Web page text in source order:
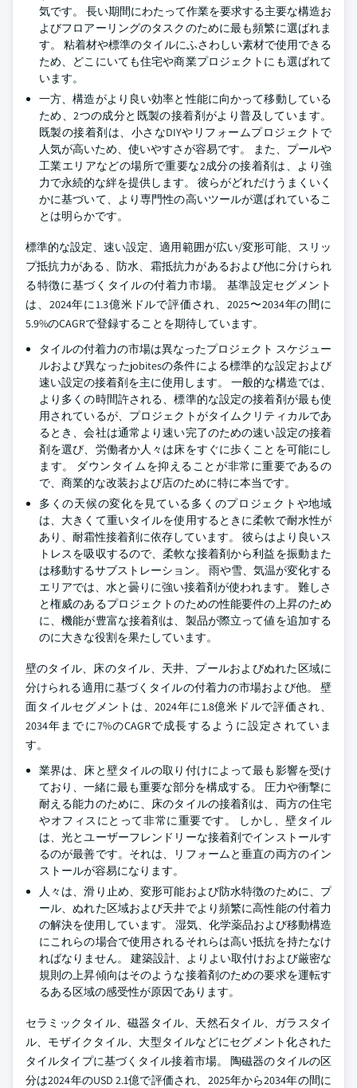
気です。 長い期間にわたって作業を要求する主要な構造お
よびフロアーリングのタスクのために最も頻繁に選ばれま
す。 粘着材や標準のタイルにふさわしい素材で使用できる
ため、どこにいても住宅や商業プロジェクトにも選ばれて
います。
一方、構造がより良い効率と性能に向かって移動している
ため、2つの成分と既製の接着剤がより普及しています。
既製の接着剤は、小さなDIYやリフォームプロジェクトで
人気が高いため、使いやすさが容易です。 また、プールや
工業エリアなどの場所で重要な2成分の接着剤は、より強
力で永続的な絆を提供します。 彼らがどれだけうまくいく
かに基づいて、より専門性の高いツールが選ばれているこ
とは明らかです。
標準的な設定、速い設定、適用範囲が広い/変形可能、スリッ
プ抵抗力がある、防水、霜抵抗力があるおよび他に分けられ
る特徴に基づくタイルの付着力市場。 基準設定セグメント
は、2024年に1.3億米ドルで評価され、2025〜2034年の間に
5.9%のCAGRで登録することを期待しています。
タイルの付着力の市場は異なったプロジェクト スケジュー
ルおよび異なったjobitesの条件による標準的な設定および
速い設定の接着剤を主に使用します。 一般的な構造では、
より多くの時間許される、標準的な設定の接着剤が最も使
用されているが、プロジェクトがタイムクリティカルであ
るとき、会社は通常より速い完了のための速い設定の接着
剤を選び、労働者か人々は床をすぐに歩くことを可能にし
ます。 ダウンタイムを抑えることが非常に重要であるの
で、商業的な改装および店のために特に本当です。
多くの天候の変化を見ている多くのプロジェクトや地域
は、大きくて重いタイルを使用するときに柔軟で耐水性が
あり、耐霜性接着剤に依存しています。 彼らはより良いス
トレスを吸収するので、柔軟な接着剤から利益を振動また
は移動するサブストレーション。 雨や雪、気温が変化する
エリアでは、水と曇りに強い接着剤が使われます。 難しさ
と権威のあるプロジェクトのための性能要件の上昇のため
に、機能が豊富な接着剤は、製品が際立って値を追加する
のに大きな役割を果たしています。
壁のタイル、床のタイル、天井、プールおよびぬれた区域に
分けられる適用に基づくタイルの付着力の市場および他。 壁
面タイルセグメントは、2024年に1.8億米ドルで評価され、
2034年までに7%のCAGRで成長するように設定されていま
す。
業界は、床と壁タイルの取り付けによって最も影響を受け
ており、一緒に最も重要な部分を構成する。 圧力や衝撃に
耐える能力のために、床のタイルの接着剤は、両方の住宅
やオフィスにとって非常に重要です。 しかし、壁タイル
は、光とユーザーフレンドリーな接着剤でインストールす
るのが最善です。それは、リフォームと垂直の両方のイン
ストールが容易になります。
人々は、滑り止め、変形可能および防水特徴のために、プ
ール、ぬれた区域および天井でより頻繁に高性能の付着力
の解決を使用しています。 湿気、化学薬品および移動構造
にこれらの場合で使用されるそれらは高い抵抗を持たなけ
ればなりません。 建築設計、よりよい取付けおよび厳密な
規則の上昇傾向はそのような接着剤のための要求を運転す
るある区域の感受性が原因であります。
セラミックタイル、磁器タイル、天然石タイル、ガラスタイ
ル、モザイクタイル、大型タイルなどにセグメント化された
タイルタイプに基づくタイル接着市場。 陶磁器のタイルの区
分は2024年のUSD 2.1億で評価され、2025年から2034年の間に